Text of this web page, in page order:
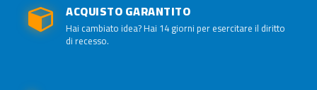
ACQUISTO GARANTITO
Hai cambiato idea? Hai 14 giorni per esercitare il diritto
di recesso.